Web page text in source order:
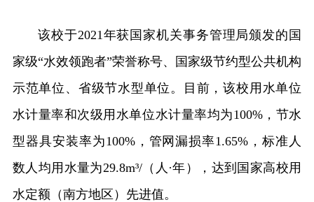
该校于2021年获国家机关事务管理局颁发的国
家级“水效领跑者”荣誉称号、国家级节约型公共机构
示范单位、省级节水型单位。目前，该校用水单位
水计量率和次级用水单位水计量率均为100%，节水
型器具安装率为100%，管网漏损率1.65%，标准人
数人均用水量为29.8m³/（人·年），达到国家高校用
水定额（南方地区）先进值。